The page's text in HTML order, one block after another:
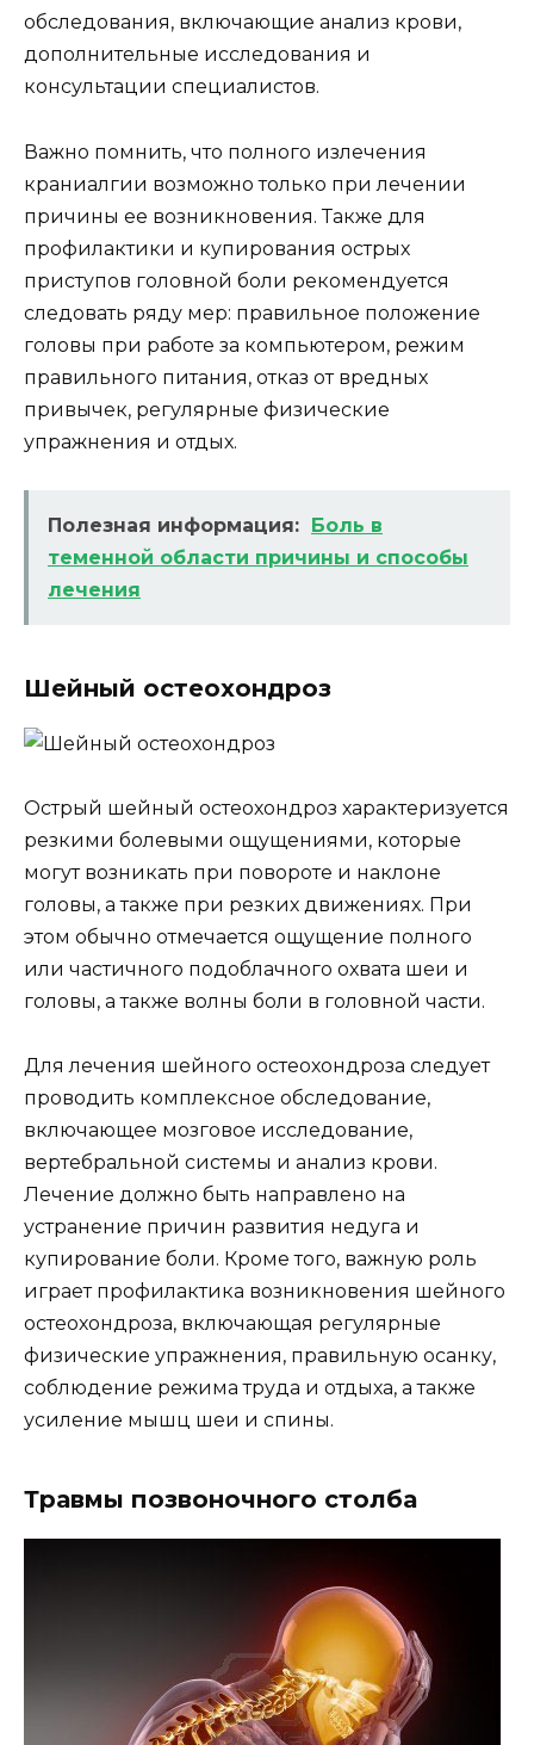
обследования, включающие анализ крови,
дополнительные исследования и
консультации специалистов.
Важно помнить, что полного излечения
краниалгии возможно только при лечении
причины ее возникновения. Также для
профилактики и купирования острых
приступов головной боли рекомендуется
следовать ряду мер: правильное положение
головы при работе за компьютером, режим
правильного питания, отказ от вредных
привычек, регулярные физические
упражнения и отдых.
Полезная информация: Боль в
теменной области причины и способы
лечения
Шейный остеохондроз
Острый шейный остеохондроз характеризуется
резкими болевыми ощущениями, которые
могут возникать при повороте и наклоне
головы, а также при резких движениях. При
этом обычно отмечается ощущение полного
или частичного подоблачного охвата шеи и
головы, а также волны боли в головной части.
Для лечения шейного остеохондроза следует
проводить комплексное обследование,
включающее мозговое исследование,
вертебральной системы и анализ крови.
Лечение должно быть направлено на
устранение причин развития недуга и
купирование боли. Кроме того, важную роль
играет профилактика возникновения шейного
остеохондроза, включающая регулярные
физические упражнения, правильную осанку,
соблюдение режима труда и отдыха, а также
усиление мышц шеи и спины.
Травмы позвоночного столба